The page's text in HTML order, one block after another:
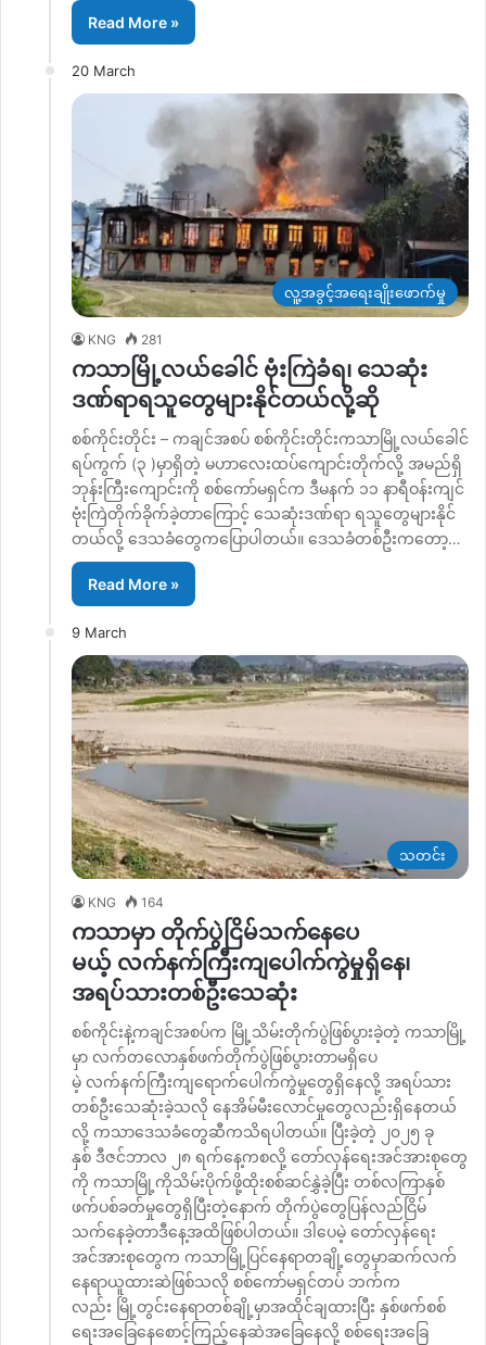
Read More »
20 March
လူ့အခွင့်အရေးချိုးဖောက်မှု
KNG 281
ကသာမြို့လယ်ခေါင် ဗုံးကြဲခံရ၊ သေဆုံး
ဒဏ်ရာရသူတွေများနိုင်တယ်လို့ဆို
စစ်ကိုင်းတိုင်း – ကချင်အစပ် စစ်ကိုင်းတိုင်းကသာမြို့လယ်ခေါင်
ရပ်ကွက် (၃ )မှာရှိတဲ့ မဟာလေးထပ်ကျောင်းတိုက်လို့ အမည်ရှိ
ဘုန်းကြီးကျောင်းကို စစ်ကော်မရှင်က ဒီမနက် ၁၁ နာရီဝန်းကျင်
ဗုံးကြဲတိုက်ခိုက်ခဲ့တာကြောင့် သေဆုံးဒဏ်ရာ ရသူတွေများနိုင်
တယ်လို့ ဒေသခံတွေကပြောပါတယ်။ ဒေသခံတစ်ဦးကတော့…
Read More »
9 March
သတင်း
KNG 164
ကသာမှာ တိုက်ပွဲငြိမ်သက်နေပေ
မယ့် လက်နက်ကြီးကျပေါက်ကွဲမှုရှိနေ၊
အရပ်သားတစ်ဦးသေဆုံး
စစ်ကိုင်းနဲ့ကချင်အစပ်က မြို့သိမ်းတိုက်ပွဲဖြစ်ပွားခဲ့တဲ့ ကသာမြို့
မှာ လက်တလောနှစ်ဖက်တိုက်ပွဲဖြစ်ပွားတာမရှိပေ
မဲ့ လက်နက်ကြီးကျရောက်ပေါက်ကွဲမှုတွေရှိနေလို့ အရပ်သား
တစ်ဦးသေဆုံးခဲ့သလို နေအိမ်မီးလောင်မှုတွေလည်းရှိနေတယ်
လို့ ကသာဒေသခံတွေဆီကသိရပါတယ်။ ပြီးခဲ့တဲ့ ၂၀၂၅ ခု
နှစ် ဒီဇင်ဘာလ ၂၈ ရက်နေ့ကစလို့ တော်လှန်ရေးအင်အားစုတွေ
ကို ကသာမြို့ကိုသိမ်းပိုက်ဖို့ထိုးစစ်ဆင်နွှဲခဲ့ပြီး တစ်လကြာနှစ်
ဖက်ပစ်ခတ်မှုတွေရှိပြီးတဲ့နောက် တိုက်ပွဲတွေပြန်လည်ငြိမ်
သက်နေခဲ့တာဒီနေ့အထိဖြစ်ပါတယ်။ ဒါပေမဲ့ တော်လှန်ရေး
အင်အားစုတွေက ကသာမြို့ပြင်နေရာတချို့တွေမှာဆက်လက်
နေရာယူထားဆဲဖြစ်သလို စစ်ကော်မရှင်တပ် ဘက်က
လည်း မြို့တွင်းနေရာတစ်ချို့မှာအထိုင်ချထားပြီး နှစ်ဖက်စစ်
ရေးအခြေနေစောင့်ကြည့်နေဆဲအခြေနေလို့ စစ်ရေးအခြေ